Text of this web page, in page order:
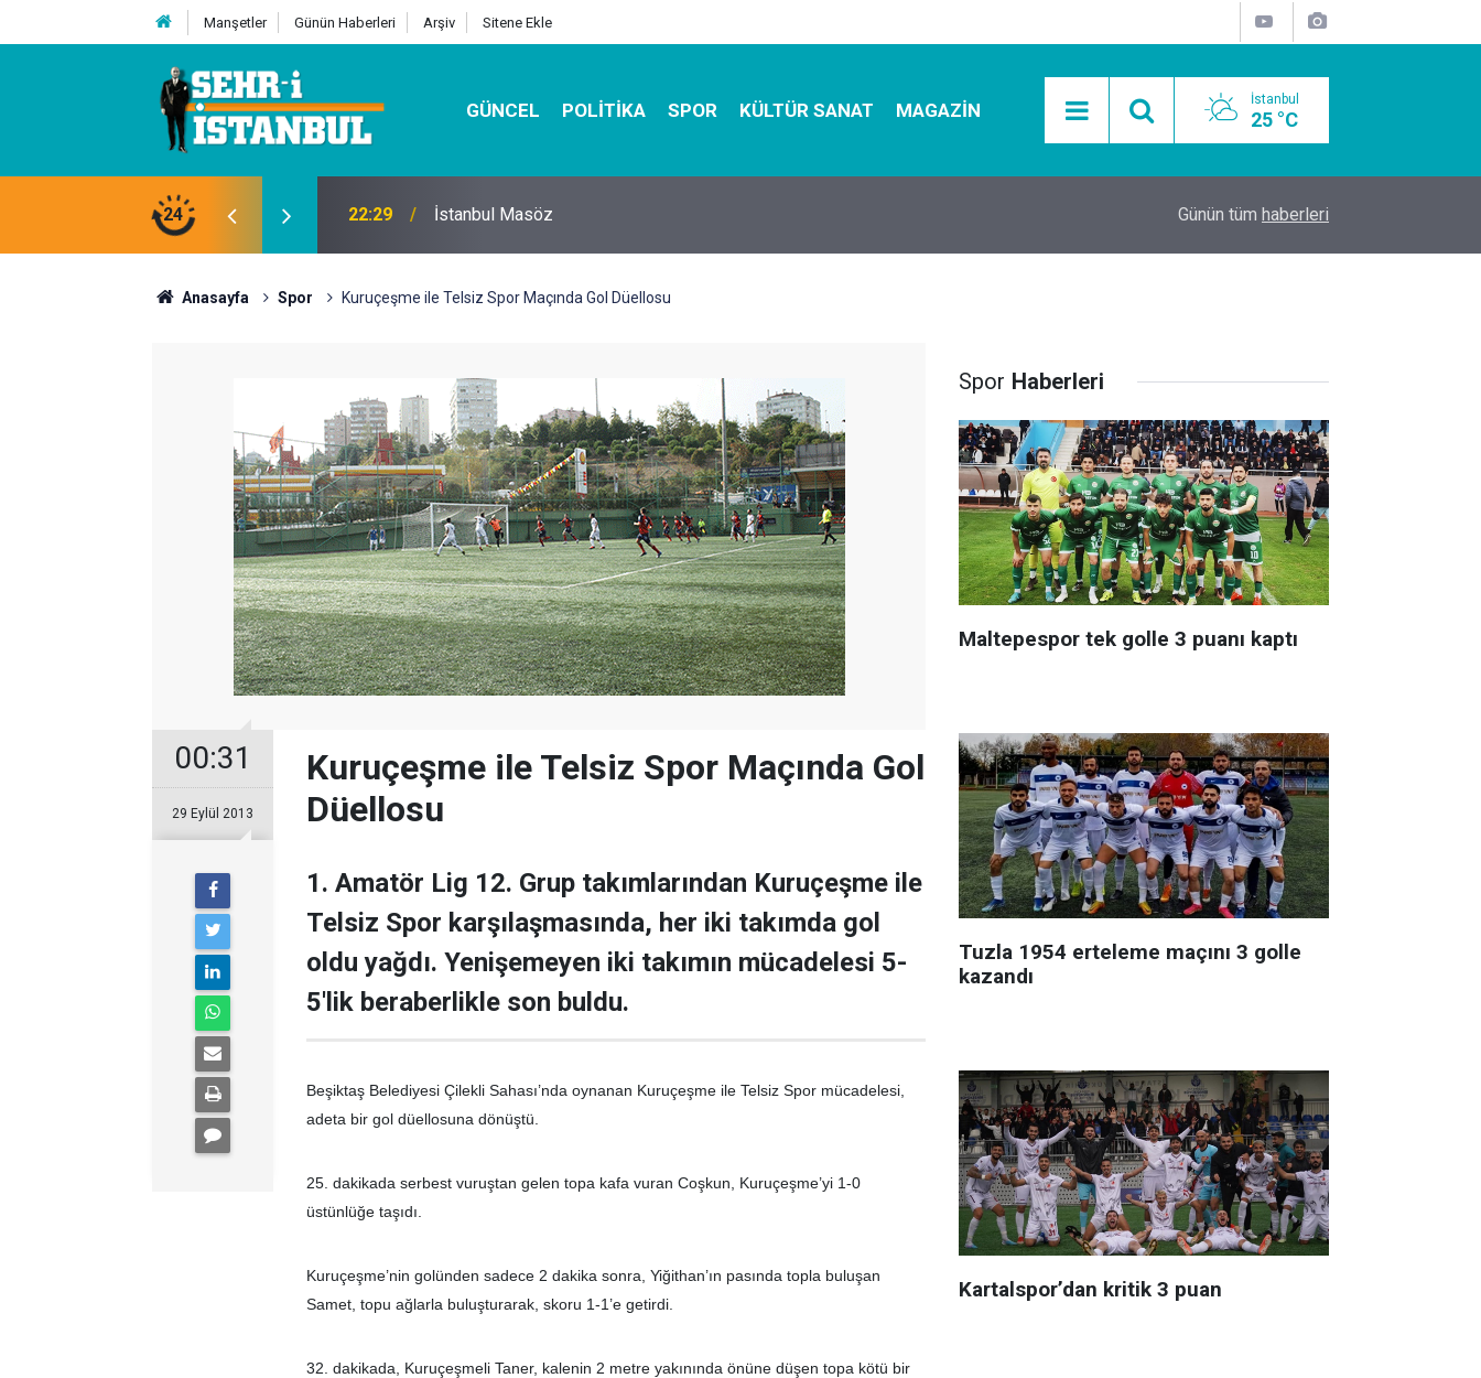
Manşetler Günün Haberleri Arşiv Sitene Ekle
GÜNCEL POLITIKA SPOR KÜLTÜR SANAT MAGAZIN İstanbul
25 °C
24 07:32 Kutu Sihirbazı ile Estetik, Dayanıklı ve Çevre Dostu Ambalaj Mobil Araçlarla Hayır Lokması Dağıtımının
Günün tüm haberleri
Anasayfa Spor Kuruçeşme ile Telsiz Spor Maçında Gol Düellosu
00:31
29 Eylül 2013
Kuruçeşme ile Telsiz Spor Maçında Gol
Düellosu
1. Amatör Lig 12. Grup takımlarından Kuruçeşme ile
Telsiz Spor karşılaşmasında, her iki takımda gol
oldu yağdı. Yenişemeyen iki takımın mücadelesi 5-
5'lik beraberlikle son buldu.
Beşiktaş Belediyesi Çilekli Sahası’nda oynanan Kuruçeşme ile Telsiz Spor mücadelesi,
adeta bir gol düellosuna dönüştü.
25. dakikada serbest vuruştan gelen topa kafa vuran Coşkun, Kuruçeşme’yi 1-0
üstünlüğe taşıdı.
Kuruçeşme’nin golünden sadece 2 dakika sonra, Yiğithan’ın pasında topla buluşan
Samet, topu ağlarla buluşturarak, skoru 1-1’e getirdi.
32. dakikada, Kuruçeşmeli Taner, kalenin 2 metre yakınında önüne düşen topa kötü bir
Spor Haberleri
Maltepespor tek golle 3 puanı kaptı
Tuzla 1954 erteleme maçını 3 golle
kazandı
Kartalspor’dan kritik 3 puan